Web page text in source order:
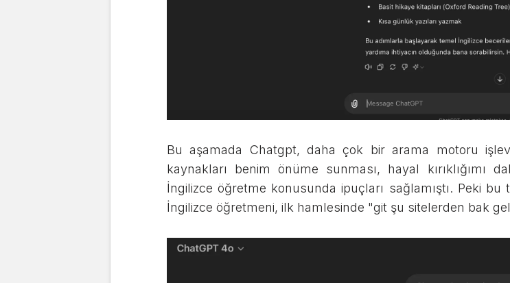
Bu aşamada Chatgpt, daha çok bir arama motoru
kaynakları benim önüme sunması, hayal kırıklığımı
İngilizce öğretme konusunda ipuçları sağlamıştı. Peki
İngilizce öğretmeni, ilk hamlesinde "git şu sitelerden bak gel